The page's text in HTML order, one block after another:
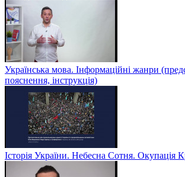
Українська мова. Інформаційні жанри
пояснення, інструкція)
Історія України. Небесна Сотня. Окупація